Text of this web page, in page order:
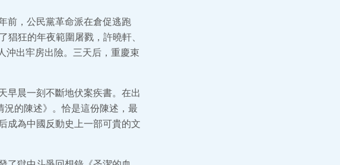
前，公民黨革命派在倉促逃跑
狂的年夜範圍屠戮，許曉軒、
沖出牢房出險。三天后，重慶束
早晨一刻不斷地伏案疾書。在出
的陳述》。恰是這份陳述，最
成為中國反動史上一部可貴的文